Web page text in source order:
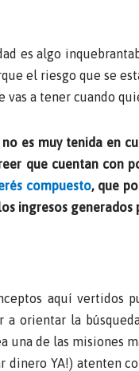
es algo
el riesgo que se
a tener cuando
es muy tenida en
que cuentan con
compuesto, que
ingresos
aquí vertidos
a orientar la
una de las misiones
dinero YA!) atenten